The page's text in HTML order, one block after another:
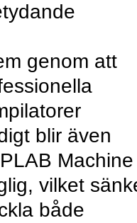
genom att
blir även
Machine
vilket
både